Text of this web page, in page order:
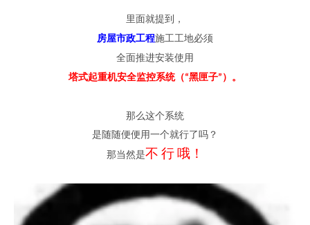
里面就提到 ，
房屋市政工程施工工地必须
全面推进安装使用
塔式起重机安全监控系统（“黑匣子” ） 。
那么这个系统
是随随便便用一个就行了吗 ？
那当然是不 行哦 ！